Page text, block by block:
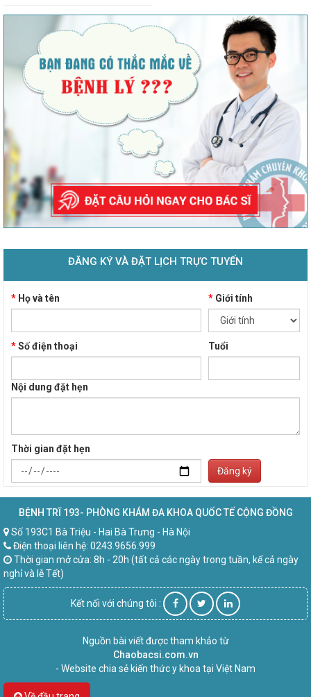
ĐĂNG KÝ VÀ ĐẶT LỊCH TRỰC TUYẾN
* Họ và tên *Giới tính
*Số điện thoại Tuổi
Nội dung đặt hẹn
Thời gian đặt hẹn
Đăng ký
BỆNH TRĨ 193- PHÒNG KHÁM ĐA KHOA QUỐC TẾ CỘNG ĐỒNG
Số 193C1 Bà Triệu - Hai Bà Trưng - Hà Nội
Điện thoại liên hệ: 0243.9656.999
Thời gian mở cửa: 8h - 20h (tất cả các ngày trong tuần, kể cả ngày
nghỉ và lễ Tết)
Kết nối với chúng tôi :
Nguồn bài viết được tham khảo từ
Chaobacsi.com.vn
- Website chia sẻ kiến thức y khoa tại Việt Nam